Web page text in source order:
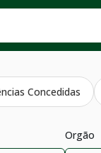
Concedidas
Orgão